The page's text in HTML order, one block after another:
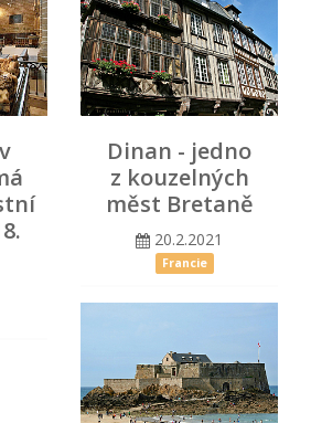
Dinan - jedno
z kouzelných
měst Bretaně
20.2.2021
Francie